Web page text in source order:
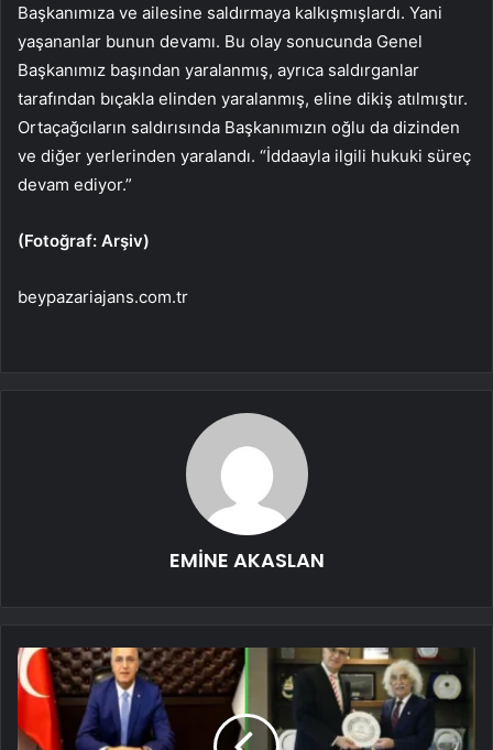
Başkanımıza ve ailesine saldırmaya kalkışmışlardı. Yani
yaşananlar bunun devamı. Bu olay sonucunda Genel
Başkanımız başından yaralanmış, ayrıca saldırganlar
tarafından bıçakla elinden yaralanmış, eline dikiş atılmıştır.
Ortaçağcıların saldırısında Başkanımızın oğlu da dizinden
ve diğer yerlerinden yaralandı. “İddaayla ilgili hukuki süreç
devam ediyor.”
(Fotoğraf: Arşiv)
beypazariajans.com.tr
EMİNE AKASLAN